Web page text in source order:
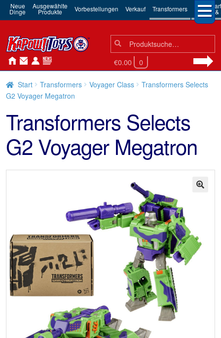
Neue
Dinge
Ausgewählte
Produkte Vorbestellungen Verkauf Transformers 3rd
Robots
Suchen
nach:
Suche
€0.00 0
Start Transformers Voyager Class
Transformers Selects
G2 Voyager Megatron
Transformers Selects
G2 Voyager Megatron